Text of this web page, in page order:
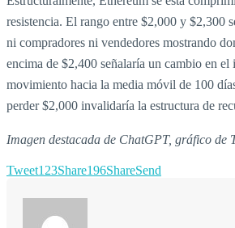
resistencia. El rango entre $2,000 y $2,300
ni compradores ni vendedores mostrando
encima de $2,400 señalaría un cambio en
movimiento hacia la media móvil de 100
perder $2,000 invalidaría la estructura de
Imagen destacada de ChatGPT, gráfico de
Tweet123Share196ShareSend